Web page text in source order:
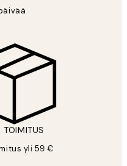
TOIMITUS
yli 59 €